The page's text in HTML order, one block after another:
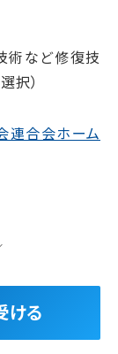
術など修復技
択）
連合会ホーム
ける